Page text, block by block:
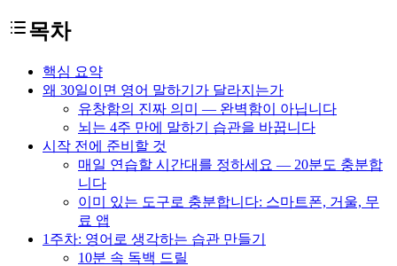
목차
핵심 요약
왜 30일이면 영어 말하기가 달라지는가
유창함의 진짜 의미 — 완벽함이 아닙니다
뇌는 4주 만에 말하기 습관을 바꿉니다
시작 전에 준비할 것
매일 연습할 시간대를 정하세요 — 20분도 충분합
니다
이미 있는 도구로 충분합니다: 스마트폰, 거울, 무
료 앱
1주차: 영어로 생각하는 습관 만들기
10분 속 독백 드릴